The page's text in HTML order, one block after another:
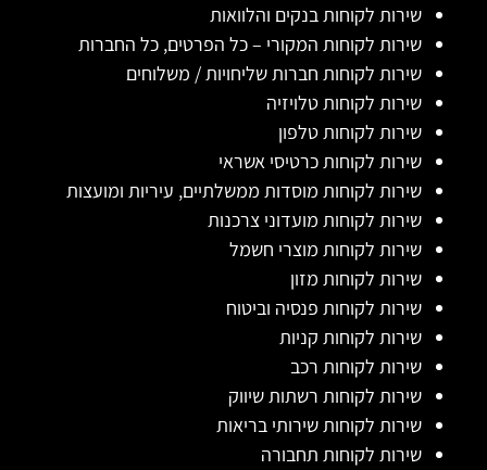
שירות לקוחות בנקים והלוואות
שירות לקוחות המקורי – כל הפרטים, כל החברות
שירות לקוחות חברות שליחויות / משלוחים
שירות לקוחות טלויזיה
שירות לקוחות טלפון
שירות לקוחות כרטיסי אשראי
שירות לקוחות מוסדות ממשלתיים, עיריות ומועצות
שירות לקוחות מועדוני צרכנות
שירות לקוחות מוצרי חשמל
שירות לקוחות מזון
שירות לקוחות פנסיה וביטוח
שירות לקוחות קניות
שירות לקוחות רכב
שירות לקוחות רשתות שיווק
שירות לקוחות שירותי בריאות
שירות לקוחות תחבורה